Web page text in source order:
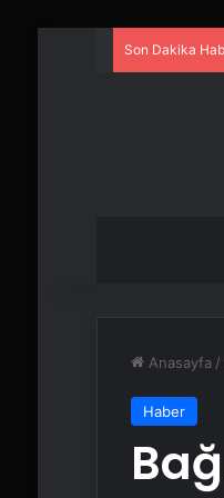
Son Dakika
Anasayfa /
Haber